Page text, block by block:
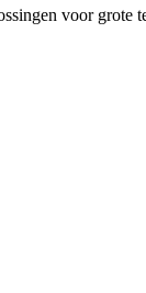
voor grote